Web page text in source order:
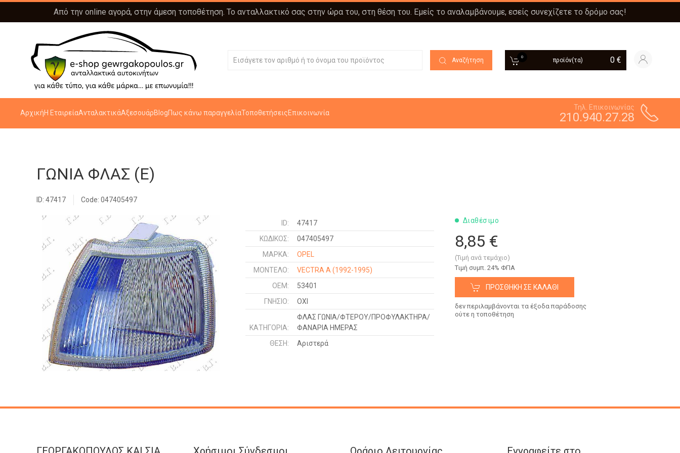
Από την online αγορά, στην άμεση τοποθέτηση. Το ανταλλακτικό σας στην ώρα του, στη θέση του. Εμείς το αναλαμβάνουμε, εσείς συνεχίζετε το δρόμο σας!
Αναζήτηση 0 προϊόν(τα) 0 €
ΑρχικήΗ ΕταιρείαΑνταλακτικάΑξεσουάρBlogΠως κάνω παραγγελίαΤοποθετήσειςΕπικοινωνία
Τηλ. Επικοινωνίας
210.940.27.28
ΓΩΝΙΑ ΦΛΑΣ (E)
ID: 47417 Code: 047405497
ID:
47417
ΚΩΔΙΚΌΣ:
047405497
ΜΑΡΚΑ:
OPEL
ΜΟΝΤΕΛΟ:
VECTRA A (1992-1995)
OEM:
53401
ΓΝΉΣΙΟ:
ΟΧΙ
ΚΑΤΗΓΟΡΊΑ:
ΦΛΑΣ ΓΩΝΙΑ/ΦΤΕΡΟΥ/ΠΡΟΦΥΛΑΚΤΗΡΑ/
ΦΑΝΑΡΙΑ ΗΜΕΡΑΣ
ΘΈΣΗ:
Αριστερά
Διαθέσιμο
8,85 €
(Τιμή ανά τεμάχιο)
Tιμή συμπ. 24% ΦΠΑ
ΠΡΟΣΘΉΚΗ ΣΕ ΚΑΛΆΘΙ
δεν περιλαμβάνονται τα έξοδα παράδοσης
ούτε η τοποθέτηση